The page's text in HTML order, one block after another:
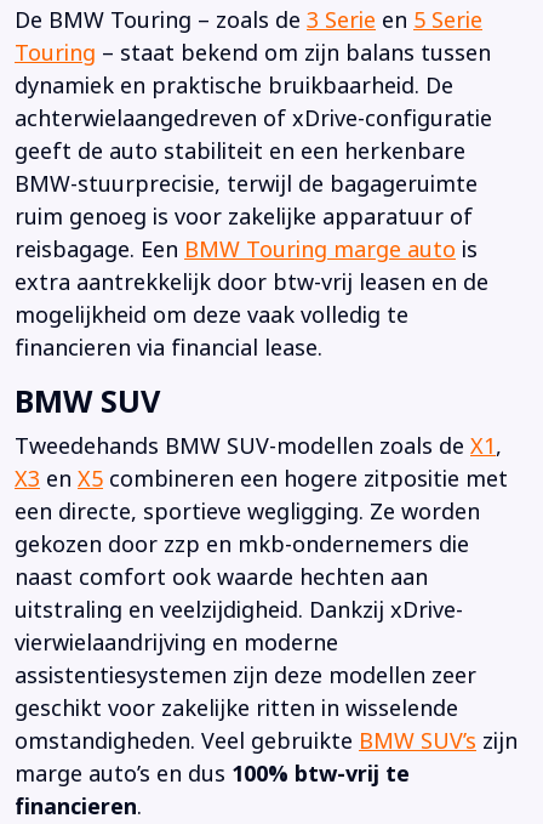
De BMW Touring – zoals de 3 Serie en 5 Serie
Touring – staat bekend om zijn balans tussen
dynamiek en praktische bruikbaarheid. De
achterwielaangedreven of xDrive-configuratie
geeft de auto stabiliteit en een herkenbare
BMW-stuurprecisie, terwijl de bagageruimte
ruim genoeg is voor zakelijke apparatuur of
reisbagage. Een BMW Touring marge auto is
extra aantrekkelijk door btw-vrij leasen en de
mogelijkheid om deze vaak volledig te
financieren via financial lease.
BMW SUV
Tweedehands BMW SUV-modellen zoals de X1,
X3 en X5 combineren een hogere zitpositie met
een directe, sportieve wegligging. Ze worden
gekozen door zzp en mkb-ondernemers die
naast comfort ook waarde hechten aan
uitstraling en veelzijdigheid. Dankzij xDrive-
vierwielaandrijving en moderne
assistentiesystemen zijn deze modellen zeer
geschikt voor zakelijke ritten in wisselende
omstandigheden. Veel gebruikte BMW SUV’s zijn
marge auto’s en dus 100% btw-vrij te
financieren.